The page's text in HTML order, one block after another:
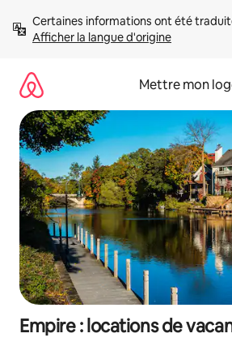
directement
Afficher la langue d'origine
Mettre mon
Empire : locations de